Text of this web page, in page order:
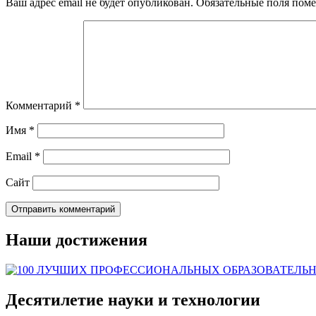
Ваш адрес email не будет опубликован. Обязательные поля
Комментарий *
Имя *
Email *
Сайт
Наши достижения
Десятилетие науки и технологии